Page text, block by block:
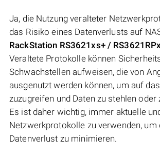
Ja, die Nutzung veralteter
das Risiko eines Datenverlusts auf
RackStation RS3621xs+ /
Veraltete Protokolle können
Schwachstellen aufweisen, die von
ausgenutzt werden können, um auf
zuzugreifen und Daten zu stehlen oder
Es ist daher wichtig, immer aktuelle
Netzwerkprotokolle zu verwenden, um
Datenverlust zu minimieren.